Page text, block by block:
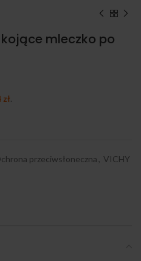
mleczko po
zł.
przeciwsłoneczna
VICHY